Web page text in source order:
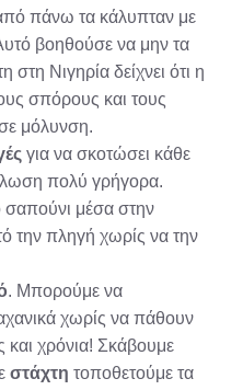
πάνω τα κάλυπταν με
βοηθούσε να μην τα
Νιγηρία δείχνει ότι η
σπόρους και τους
μόλυνση.
για να σκοτώσει κάθε
πολύ γρήγορα.
σαπούνι μέσα στην
την πληγή χωρίς να την
. Μπορούμε να
χωρίς να πάθουν
και χρόνια! Σκάβουμε
στάχτη τοποθετούμε τα